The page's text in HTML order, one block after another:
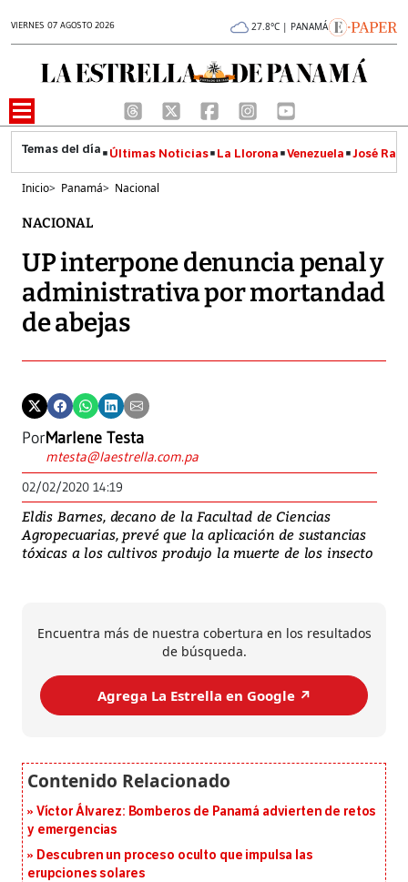
VIERNES 07 AGOSTO 2026 27.8°C | PANAMÁ
Últimas Noticias La Llorona Venezuela José
Inicio> Panamá> Nacional
NACIONAL
UP interpone denuncia penal y
administrativa por mortandad
de abejas
PorMarlene Testa
mtesta@laestrella.com.pa
02/02/2020 14:19
Eldis Barnes, decano de la Facultad de Ciencias
Agropecuarias, prevé que la aplicación de sustancias
tóxicas a los cultivos produjo la muerte de los insecto
Encuentra más de nuestra cobertura en los resultados
de búsqueda.
Agrega La Estrella en Google ↗️
Víctor Álvarez: Bomberos de Panamá advierten de retos
y emergencias
Descubren un proceso oculto que impulsa las
erupciones solares